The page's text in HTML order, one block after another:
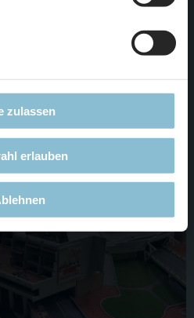
zulassen
erlauben
wieder mit einer Holzplatte
Team darauf weiter
gegossene Wasser zu